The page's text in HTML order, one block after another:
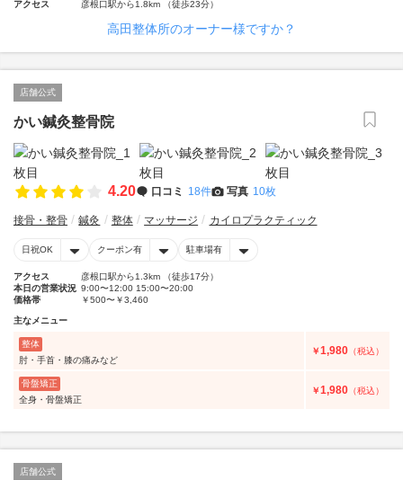
アクセス 彦根口駅から1.8km （徒歩23分）
高田整体所のオーナー様ですか？
店舗公式
かい鍼灸整骨院
4.20 口コミ 18件 写真 10枚
接骨・整骨 鍼灸 整体 マッサージ カイロプラクティック
日祝OK クーポン有 駐車場有
アクセス
彦根口駅から1.3km （徒歩17分）
本日の営業状況 9:00〜12:00 15:00〜20:00
価格帯
￥500〜￥3,460
主なメニュー
整体
肘・手首・膝の痛みなど
￥1,980 （税込）
骨盤矯正
全身・骨盤矯正
￥1,980 （税込）
店舗公式